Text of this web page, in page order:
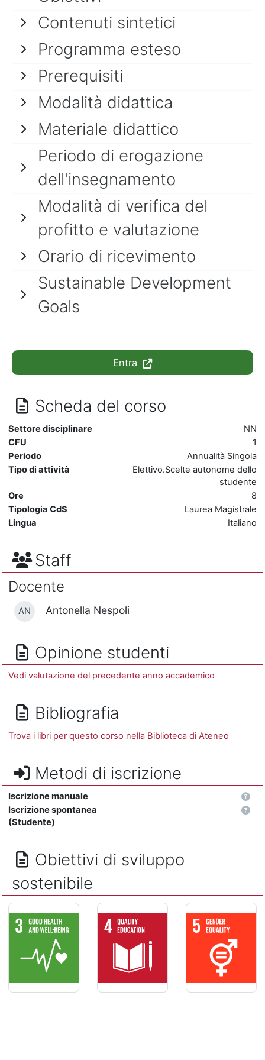
Contenuti sintetici
Programma esteso
Prerequisiti
Modalità didattica
Materiale didattico
Periodo di erogazione
dell'insegnamento
Modalità di verifica del
profitto e valutazione
Orario di ricevimento
Sustainable Development
Goals
Entra
Scheda del corso
Settore disciplinare
NN
CFU
1
Periodo
Annualità Singola
Tipo di attività
Elettivo.Scelte autonome dello
studente
Ore
8
Tipologia CdS
Laurea Magistrale
Lingua
Italiano
Staff
Docente
AN Antonella Nespoli
Opinione studenti
Vedi valutazione del precedente anno accademico
Bibliografia
Trova i libri per questo corso nella Biblioteca di Ateneo
Metodi di iscrizione
Iscrizione manuale
Iscrizione spontanea
(Studente)
Obiettivi di sviluppo
sostenibile
SALUTE E BENESSERE - Assicurare la salute e il
ISTRUZIONE DI QUALITÁ -
PARITÁ DI